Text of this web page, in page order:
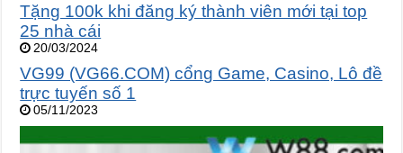
Tặng 100k khi đăng ký thành viên mới tại top
25 nhà cái
20/03/2024
VG99 (VG66.COM) cổng Game, Casino, Lô đề
trực tuyến số 1
05/11/2023